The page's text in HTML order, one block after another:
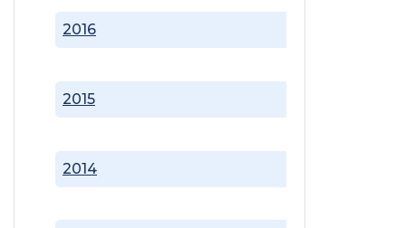
2014
2015
2016